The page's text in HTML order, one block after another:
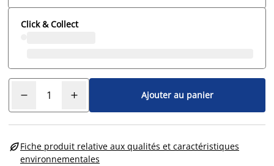
Click & Collect
Ajouter au panier
Fiche produit relative aux qualités et caractéristiques
environnementales